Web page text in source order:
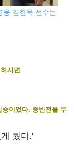
웅 김한욱 선수는
시면
승이었다. 종반전을 두
뒀다.'